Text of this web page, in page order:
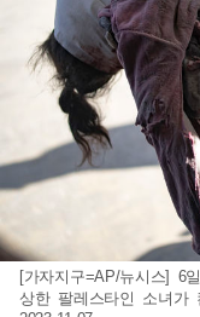
[가자지구=AP/뉴시스] 6
상한 팔레스타인 소녀가